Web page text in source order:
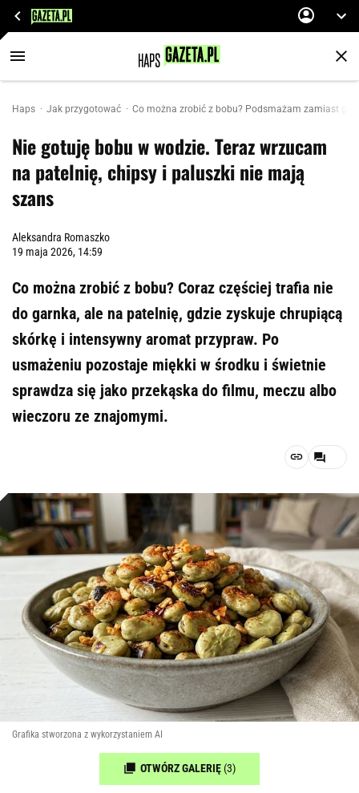
Haps Jak przygotować Co można zrobić z bobu? Podsmażam zamiast go
Nie gotuję bobu w wodzie. Teraz wrzucam
na patelnię, chipsy i paluszki nie mają
szans
Aleksandra Romaszko
19 maja 2026, 14:59
Co można zrobić z bobu? Coraz częściej trafia nie
do garnka, ale na patelnię, gdzie zyskuje chrupiącą
skórkę i intensywny aromat przypraw. Po
usmażeniu pozostaje miękki w środku i świetnie
sprawdza się jako przekąska do filmu, meczu albo
wieczoru ze znajomymi.
Grafika stworzona z wykorzystaniem AI
OTWÓRZ GALERIĘ (3)